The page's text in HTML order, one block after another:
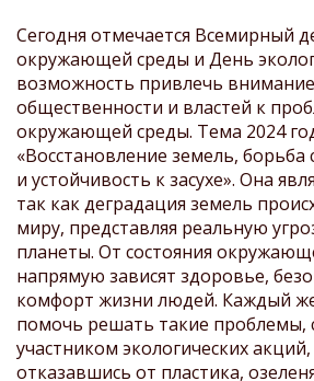
Сегодня отмечается Всемирный
окружающей среды и День
возможность привлечь
общественности и властей к
окружающей среды. Тема 2024
«Восстановление земель,
и устойчивость к засухе». Она
так как деградация земель
миру, представляя реальную
планеты. От состояния
напрямую зависят здоровье,
комфорт жизни людей. Каждый
помочь решать такие проблемы,
участником экологических
отказавшись от пластика,